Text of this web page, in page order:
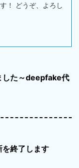
！ どうぞ、よろし
した～deepfake代
を終了します